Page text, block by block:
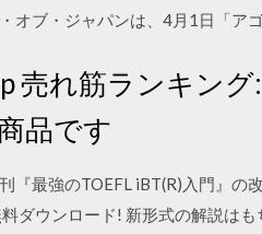
オブ・ジャパンは、4月1日「ア
売れ筋ランキン
品です
『最強のTOEFL iBT(R)入門』
ダウンロード! 新形式の解説は